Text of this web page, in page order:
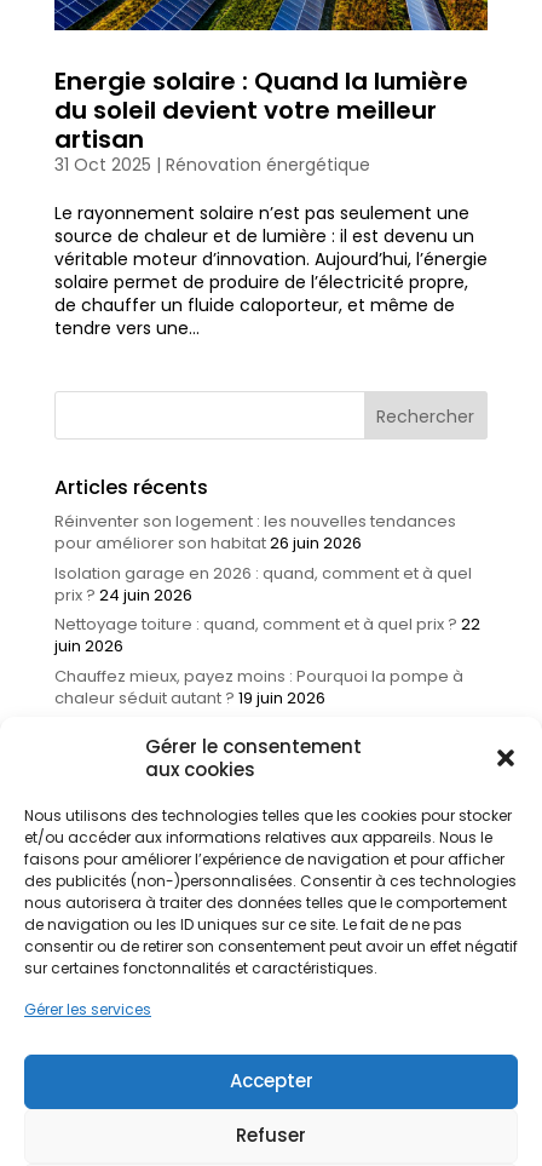
Gérer le consentement
aux cookies
Nous utilisons des technologies telles que les cookies pour stocker
et/ou accéder aux informations relatives aux appareils. Nous le
faisons pour améliorer l’expérience de navigation et pour afficher
des publicités (non-)personnalisées. Consentir à ces technologies
nous autorisera à traiter des données telles que le comportement
de navigation ou les ID uniques sur ce site. Le fait de ne pas
consentir ou de retirer son consentement peut avoir un effet négatif
sur certaines fonctonnalités et caractéristiques.
Gérer les services
Accepter
Refuser
Energie solaire : Quand la lumière
du soleil devient votre meilleur
artisan
31 Oct 2025 | Rénovation énergétique
Le rayonnement solaire n’est pas seulement une
source de chaleur et de lumière : il est devenu un
véritable moteur d’innovation. Aujourd’hui, l’énergie
solaire permet de produire de l’électricité propre,
de chauffer un fluide caloporteur, et même de
tendre vers une...
Articles récents
Réinventer son logement : les nouvelles tendances
pour améliorer son habitat26 juin 2026
Isolation garage en 2026 : quand, comment et à quel
prix ? 24 juin 2026
Nettoyage toiture : quand, comment et à quel prix ? 22
juin 2026
Chauffez mieux, payez moins : Pourquoi la pompe à
chaleur séduit autant ? 19 juin 2026
comprendre18 juin 2026
Thèmes du blog
Actualités(14)
Amélioration de l'habitat(161)
Infos et astuces(56)
Non classé(1)
Rénovation énergétique(138)